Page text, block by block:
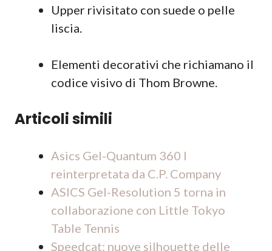
Upper rivisitato con suede o pelle
liscia.
Elementi decorativi che richiamano il
codice visivo di Thom Browne.
Articoli simili
Asics Gel-Quantum 360 I
reinterpretata da C.P. Company
ASICS Gel-Resolution 5 torna in
collaborazione con Little Tokyo
Table Tennis
Speedcat: nuove silhouette delle